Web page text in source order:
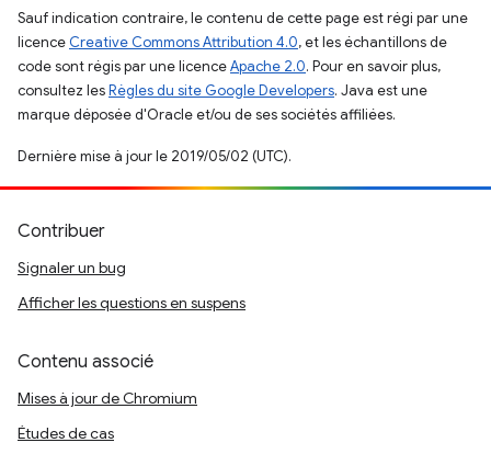
Sauf indication contraire, le contenu de cette page est régi par une
licence Creative Commons Attribution 4.0, et les échantillons de
code sont régis par une licenceApache 2.0. Pour en savoir plus,
consultez lesRègles du site Google Developers. Java est une
marque déposée d'Oracle et/ou de ses sociétés affiliées.
Dernière mise à jour le 2019/05/02 (UTC).
Contribuer
Signaler un bug
Afficher les questions en suspens
Contenu associé
Mises à jour de Chromium
Études de cas